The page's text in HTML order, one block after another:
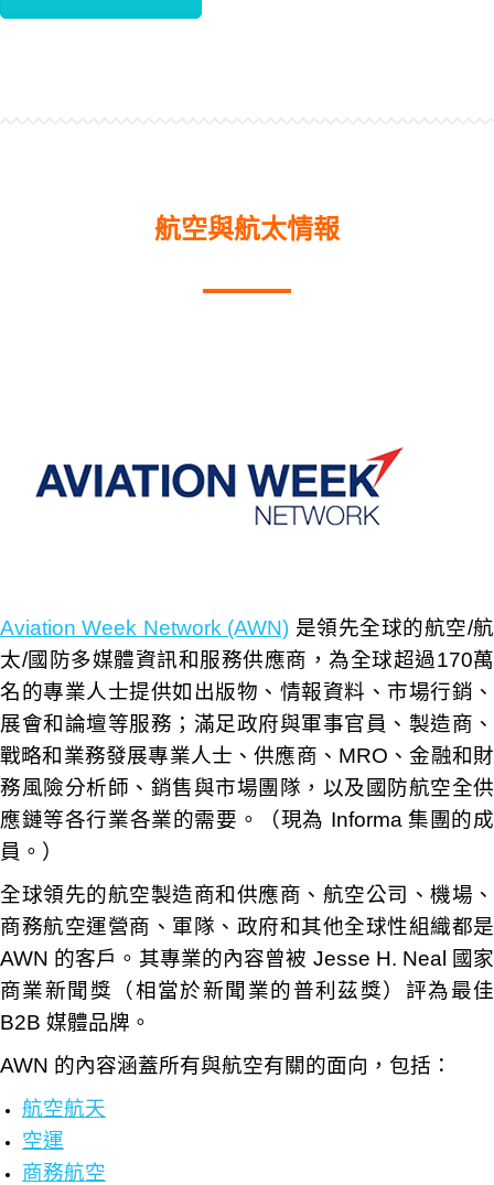
航空與航太情報
Aviation Week Network (AWN) 是領先全球的航空/航
太/國防多媒體資訊和服務供應商，為全球超過170萬
名的專業人士提供如出版物、情報資料、市場行銷、
展會和論壇等服務；滿足政府與軍事官員、製造商、
戰略和業務發展專業人士、供應商、MRO、金融和財
務風險分析師、銷售與市場團隊，以及國防航空全供
應鏈等各行業各業的需要。（現為 Informa 集團的成
員。）
全球領先的航空製造商和供應商、航空公司、機場、
商務航空運營商、軍隊、政府和其他全球性組織都是
AWN 的客戶。 其專業的內容曾被 Jesse H. Neal 國家
商業新聞獎（相當於新聞業的普利茲獎）評為最佳
B2B 媒體品牌。
AWN 的內容涵蓋所有與航空有關的面向，包括：
航空航天
空運
商務航空